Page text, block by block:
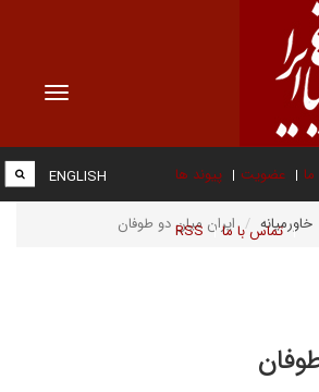
Toggle
عضویت پیوند ها
تماس با ما RSS
ENGLISH
خاورمیانه ایران میان دو طوفان